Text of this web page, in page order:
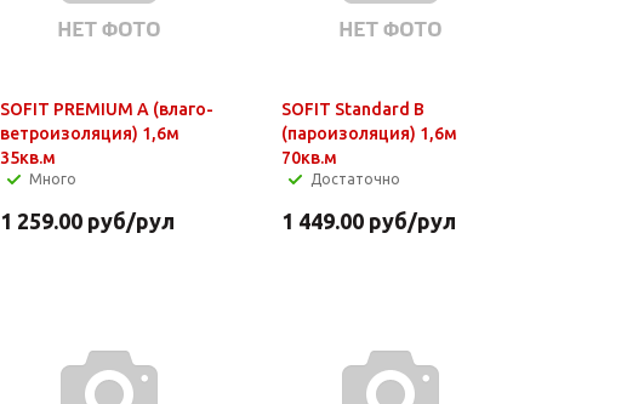
SOFIT PREMIUM А (влаго-
ветроизоляция) 1,6м
35кв.м
Много
1 259.00 руб/рул
SOFIT Standard В
(пароизоляция) 1,6м
70кв.м
Достаточно
1 449.00руб/рул